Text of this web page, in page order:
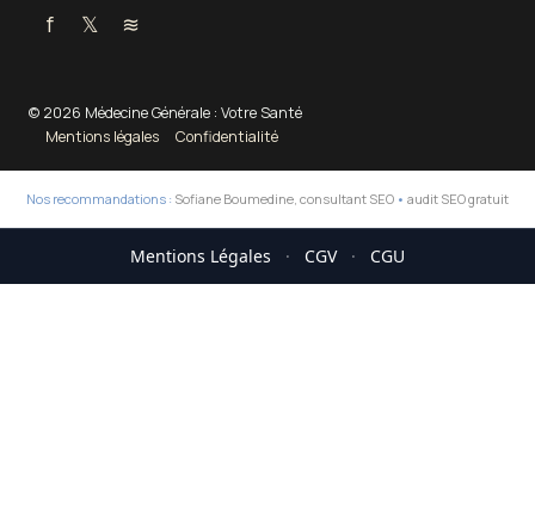
f 𝕏 ≋
© 2026 Médecine Générale : Votre Santé
Mentions légales
Confidentialité
Nos recommandations : Sofiane Boumedine, consultant SEO • audit SEO gratuit
Mentions Légales · CGV · CGU